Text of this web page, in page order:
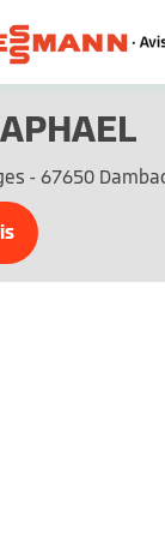
- 67650